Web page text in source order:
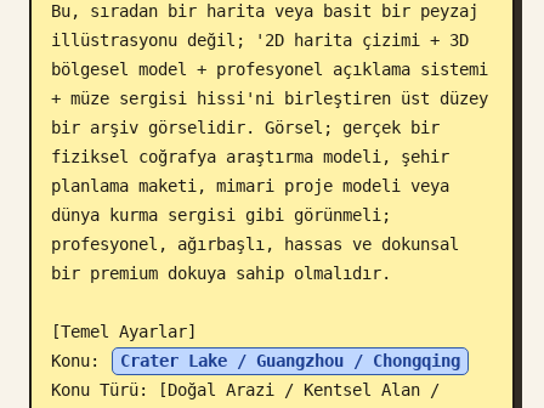
Bu, sıradan bir harita veya basit bir peyzaj
illüstrasyonu değil; '2D harita çizimi + 3D
bölgesel model + profesyonel açıklama sistemi
+ müze sergisi hissi'ni birleştiren üst düzey
bir arşiv görselidir. Görsel; gerçek bir
fiziksel coğrafya araştırma modeli, şehir
planlama maketi, mimari proje modeli veya
dünya kurma sergisi gibi görünmeli;
profesyonel, ağırbaşlı, hassas ve dokunsal
bir premium dokuya sahip olmalıdır.
[Temel Ayarlar]
Konu:
Crater Lake / Guangzhou / Chongqing
Konu Türü: [Doğal Arazi / Kentsel Alan /